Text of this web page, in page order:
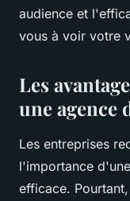
audience et
vous à voir votre
Les
une agence
Les entreprises
l'importance d'une
efficace.